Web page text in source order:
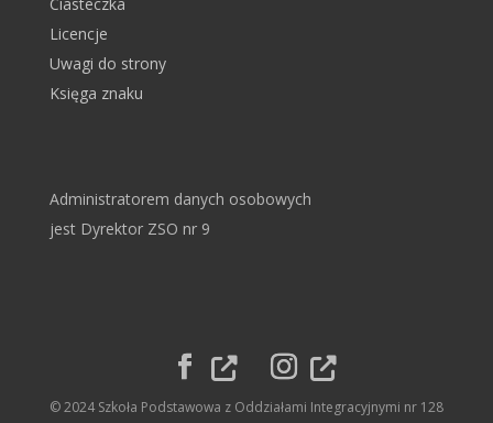
Ciasteczka
Licencje
Uwagi do strony
Księga znaku
Administratorem danych osobowych
jest Dyrektor ZSO nr 9
© 2024 Szkoła Podstawowa z Oddziałami Integracyjnymi nr 128